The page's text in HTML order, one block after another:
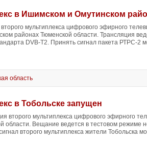
в Ишимском и Омутинском
мультиплекса цифрового эфирного
районах Тюменской области. Трансляция
DVB-T2. Принять сигнал пакета РТРС-2
область
в Тобольске запущен
второго мультиплекса цифрового эфирного
области. Вещание ведется в тестовом режиме
второго мультиплекса жители Тобольска